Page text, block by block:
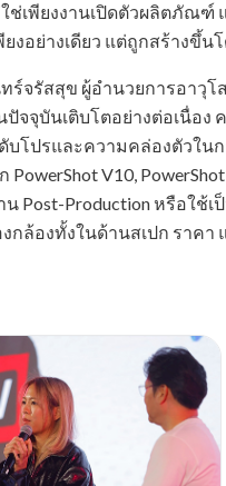
ช่เพียงงานเปิดตัวผลิตภัณ
งอย่างเดียว แต่ถูกสร้างขึ้น
ร์จรัสสุข ผู้อำนวยการอาวุ
ปัจจุบันเติบโตอย่างต่อเนื่อ
ปรและความคล่องตัวในก
V10,
Production หรือใช้เ
กล้องทั้งในด้านสเปก ราค